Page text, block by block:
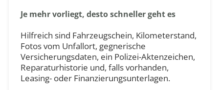
Je mehr vorliegt, desto schneller geht es
Hilfreich sind Fahrzeugschein, Kilometerstand,
Fotos vom Unfallort, gegnerische
Versicherungsdaten, ein Polizei-Aktenzeichen,
Reparaturhistorie und, falls vorhanden,
Leasing- oder Finanzierungsunterlagen.